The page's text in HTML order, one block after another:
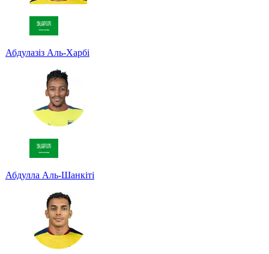
Абдулазіз Аль-Харбі
Абдулла Аль-Шанкіті